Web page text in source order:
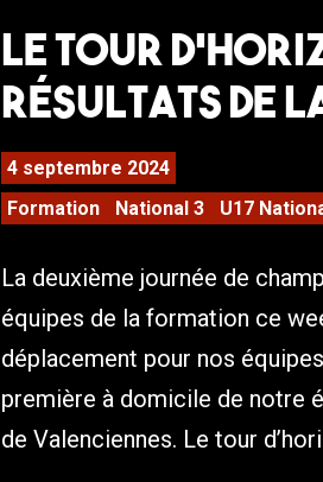
Le tour
résultats de
4 septembre 2024
Formation
National 3 U17
La deuxième journée de
équipes de la formation ce
déplacement pour nos
première à domicile de notre
de Valenciennes. Le tour